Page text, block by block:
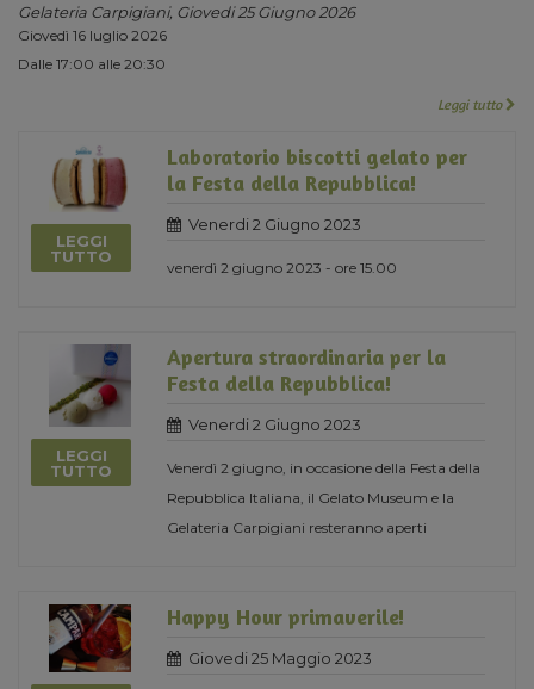
Gelateria Carpigiani, Giovedi 25 Giugno 2026
Giovedì 16 luglio 2026
Dalle 17:00 alle 20:30
Leggi tutto
LEGGI
TUTTO
Laboratorio biscotti gelato per
la Festa della Repubblica!
Venerdi 2 Giugno 2023
venerdì 2 giugno 2023 - ore 15.00
LEGGI
TUTTO
Apertura straordinaria per la
Festa della Repubblica!
Venerdi 2 Giugno 2023
Venerdì 2 giugno, in occasione della Festa della
Repubblica Italiana, il Gelato Museum e la
Gelateria Carpigiani resteranno aperti
Happy Hour primaverile!
Giovedi 25 Maggio 2023